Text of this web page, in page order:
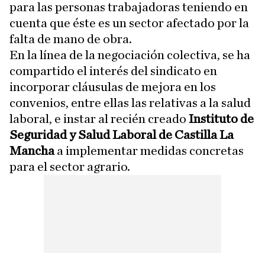
para las personas trabajadoras teniendo en
cuenta que éste es un sector afectado por la
falta de mano de obra.
En la línea de la negociación colectiva, se ha
compartido el interés del sindicato en
incorporar cláusulas de mejora en los
convenios, entre ellas las relativas a la salud
laboral, e instar al recién creado Instituto de
Seguridad y Salud Laboral de Castilla La
Manchaa implementar medidas concretas
para el sector agrario.